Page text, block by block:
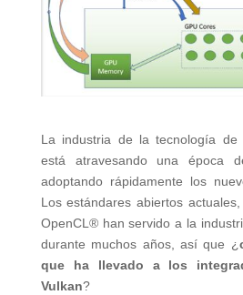
La industria de la tecnología de
está atravesando una época
adoptando rápidamente los
Los estándares abiertos
OpenCL® han servido a la
durante muchos años, así que ¿
que ha llevado a los
Vulkan?